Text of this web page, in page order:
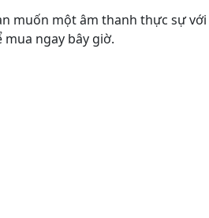
muốn một âm thanh thực sự với
ngay bây giờ.